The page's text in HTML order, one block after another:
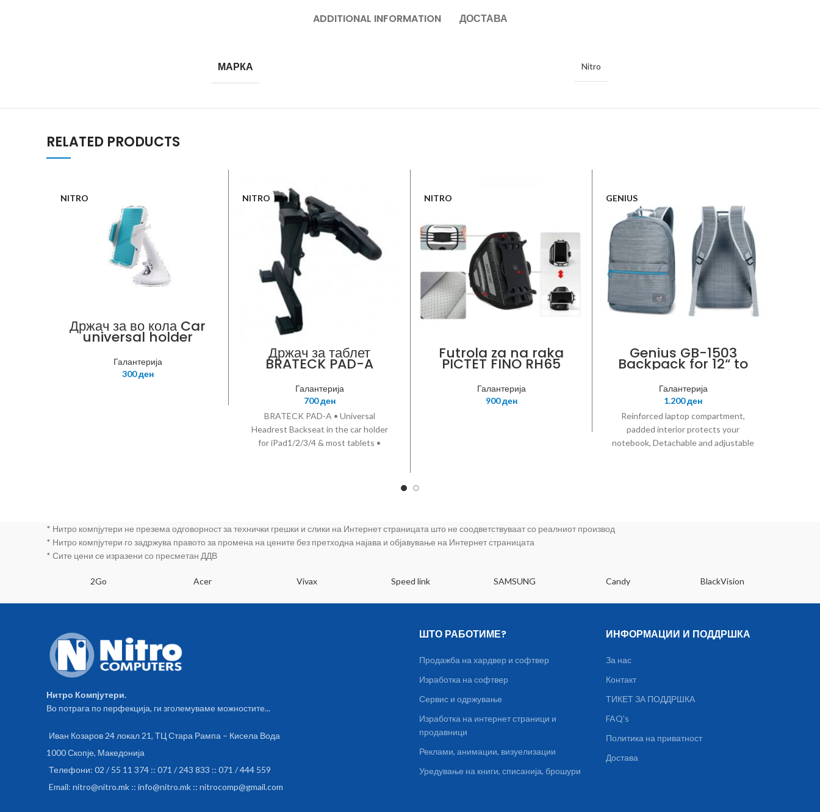
ADDITIONAL INFORMATION ДОСТАВА
МАРКА Nitro
RELATED PRODUCTS
NITRO
Држач за во кола Car
universal holder
Галантерија
300ден
NITRO
Држач за таблет
BRATECK PAD-A
Галантерија
700ден
BRATECK PAD-A • Universal
Headrest Backseat in the car holder
for iPad1/2/3/4 & most tablets •
diameter of the headrest bar should
be less than 12mm
NITRO
Futrola za na raka
PICTET FINO RH65
black
Галантерија
900ден
GENIUS
Genius GB-1503
Backpack for 12“ to
15.6“ NB, Gray with
blue line
Галантерија
1.200ден
Reinforced laptop compartment,
padded interior protects your
notebook, Detachable and adjustable
* Нитро компјутери не презема одговорност за технички грешки и слики на Интернет страницата што не соодветствуваат со реалниот производ
* Нитро компјутери го задржува правото за промена на цените без претходна најава и објавување на Интернет страницата
* Сите цени се изразени со пресметан ДДВ
2Go Acer Vivax Speed link SAMSUNG Candy BlackVision
Нитро Компјутери.
Во потрага по перфекција, ги зголемуваме можностите...
Иван Козаров 24 локал 21, ТЦ Стара Рампа – Кисела Вода
1000 Скопје, Македонија
Телефони: 02 / 55 11 374 :: 071 / 243 833 :: 071 / 444 559
Email: nitro@nitro.mk :: info@nitro.mk :: nitrocomp@gmail.com
ШТО РАБОТИМЕ?
Продажба на хардвер и софтвер
Изработка на софтвер
Сервис и одржување
Изработка на интернет страници и
продавници
Реклами, анимации, визуелизации
Уредување на книги, списанија, брошури
ИНФОРМАЦИИ И ПОДДРШКА
За нас
Контакт
ТИКЕТ ЗА ПОДДРШКА
FAQ's
Политика на приватност
Достава